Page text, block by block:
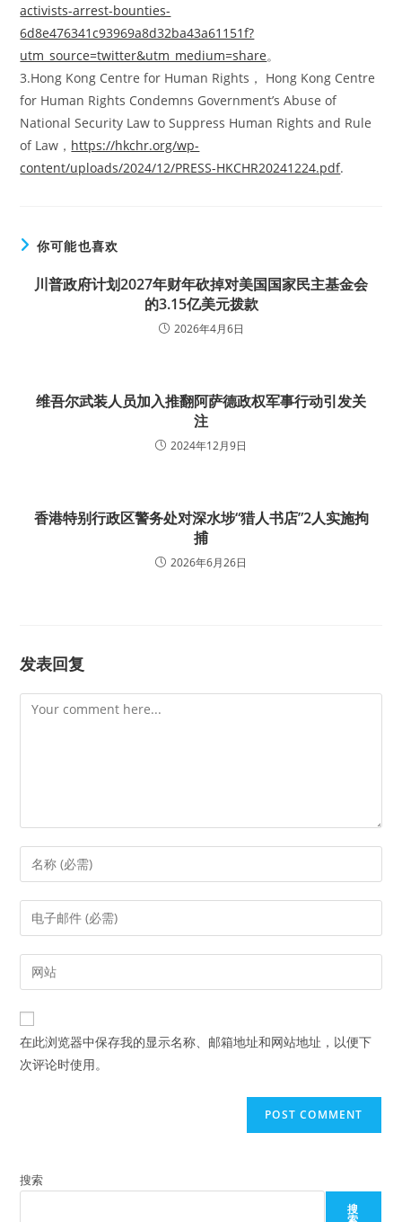
activists-arrest-bounties-
6d8e476341c93969a8d32ba43a61151f?
utm_source=twitter&utm_medium=share。
3.Hong Kong Centre for Human Rights， Hong Kong Centre
for Human Rights Condemns Government’s Abuse of
National Security Law to Suppress Human Rights and Rule
of Law， https://hkchr.org/wp-
content/uploads/2024/12/PRESS-HKCHR20241224.pdf.
你可能也喜欢
川普政府计划2027年财年砍掉对美国国家民主基金会
的3.15亿美元拨款
2026年4月6日
维吾尔武装人员加入推翻阿萨德政权军事行动引发关
注
2024年12月9日
香港特别行政区警务处对深水埗“猎人书店”2人实施拘
捕
2026年6月26日
发表回复
Comment
Enter
your
name
comment
Enter
your
email
address
comment
Enter
your
website
URL
(optional)
在此浏览器中保存我的显示名称、邮箱地址和网站地址，以便下
次评论时使用。
搜索
搜